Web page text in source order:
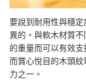
要說到耐用性與穩
異的。與軟木材質
的重量而可以有效
而賞心悅目的木頭
力之一。